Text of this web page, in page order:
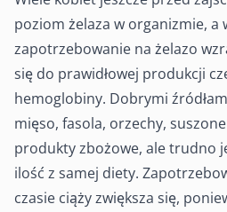
poziom żelaza w organizmie, a
zapotrzebowanie na żelazo
się do prawidłowej produkcji
hemoglobiny. Dobrymi
mięso, fasola, orzechy,
produkty zbożowe, ale trudno
ilość z samej diety.
czasie ciąży zwiększa się,